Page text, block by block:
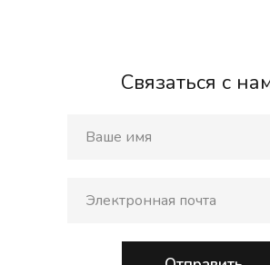
Связаться с